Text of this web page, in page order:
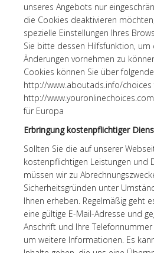
unseres Angebots nur
die Cookies deaktivieren
spezielle Einstellungen Ihres
Sie bitte dessen Hilfsfunktion,
Änderungen vornehmen zu
Cookies können Sie über
http://www.aboutads.info/choices
http://
für Europa
Erbringung kostenpflichtiger
Sollten Sie die auf unserer
kostenpflichtigen Leistungen und
müssen wir zu
Sicherheitsgründen unter
Ihnen erheben. Regelmäßig geht
eine gültige E-Mail-Adresse und
Anschrift und Ihre
um weitere Informationen. Es